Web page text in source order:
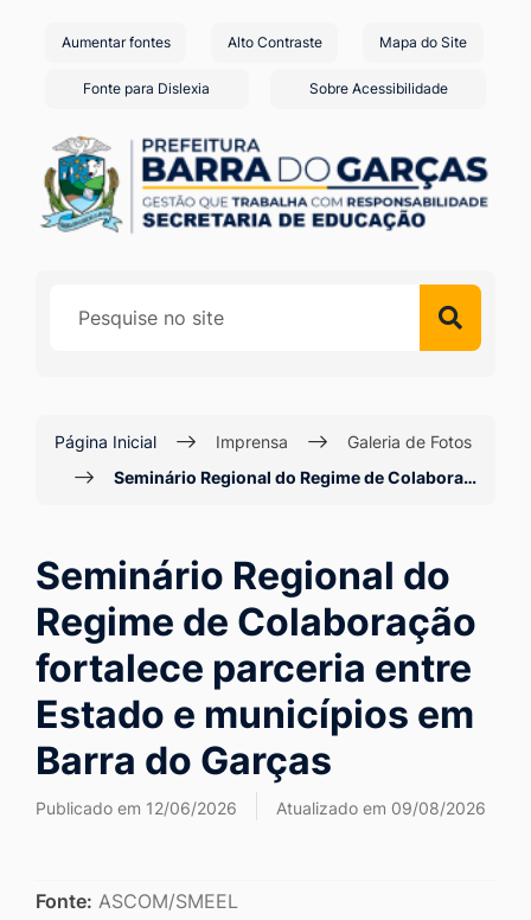
de
atalhos
e
links
de
para
[alt+1]
Ir
para
busca
para
o
rodapé
[alt+4]
Aumentar fontes Alto Contraste Mapa do Site
Fonte para Dislexia Sobre Acessibilidade
Página Inicial Imprensa
Galeria de Fotos
Seminário Regional do Regime de Colabora…
Seminário Regional do
Regime de Colaboração
fortalece parceria entre
Estado e municípios em
Barra do Garças
Publicado em 12/06/2026 Atualizado em 09/08/2026
Fonte: ASCOM/SMEEL